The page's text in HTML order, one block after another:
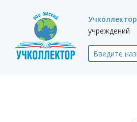
Учколлектор
учреждений